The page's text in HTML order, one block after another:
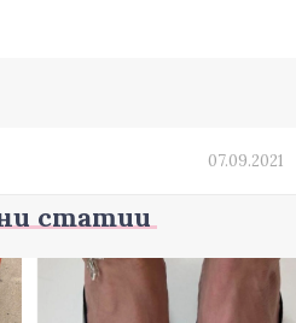
07.09.2021
статии